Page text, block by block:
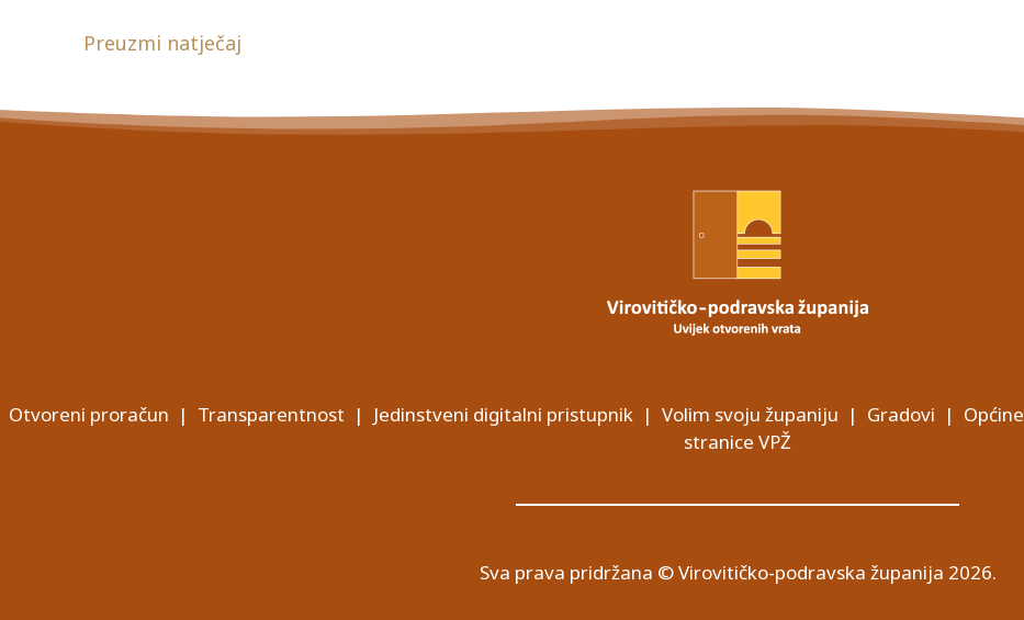
Preuzmi natječaj
Otvoreni proračun | Transparentnost | Jedinstveni digitalni pristupnik| Volim svoju županiju | Gradovi | Općine
stranice VPŽ
Sva prava pridržana © Virovitičko-podravska županija 2026.